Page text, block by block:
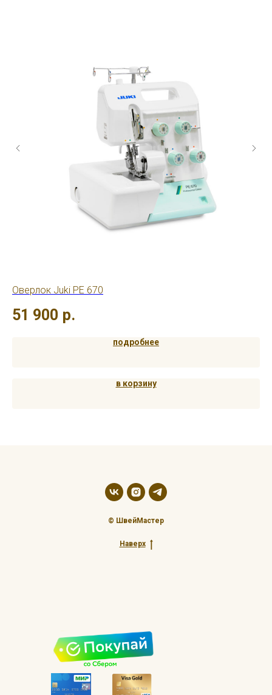
Оверлок Juki PE 670
51 900 р.
подробнее
в корзину
© ШвейМастер
Наверх